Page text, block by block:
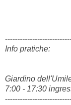
Info pratiche:
Giardino
7:00 - 17:30